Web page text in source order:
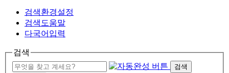
검색환경설정
검색도움말
다국어입력
검색
검색